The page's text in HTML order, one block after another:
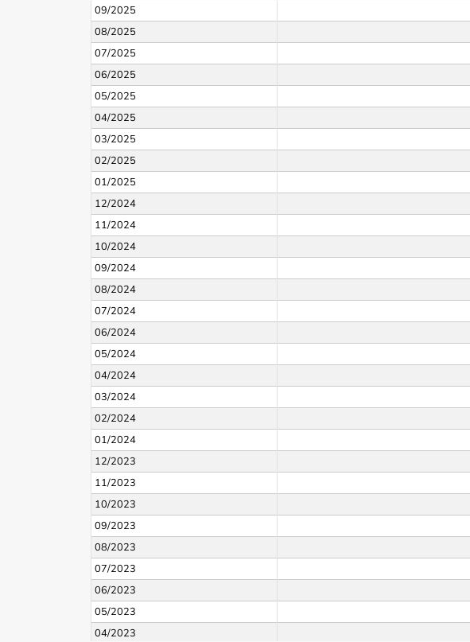
09/2025
08/2025
07/2025
06/2025
05/2025
04/2025
03/2025
02/2025
01/2025
12/2024
11/2024
10/2024
09/2024
08/2024
07/2024
06/2024
05/2024
04/2024
03/2024
02/2024
01/2024
12/2023
11/2023
10/2023
09/2023
08/2023
07/2023
06/2023
05/2023
04/2023